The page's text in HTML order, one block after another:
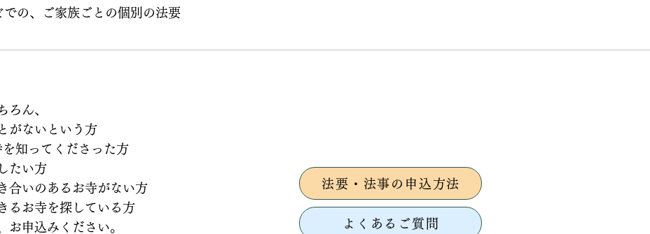
の、ご家族ごとの個別の法要
ろん、
がないという方
知ってくださった方
たい方
合いのあるお寺がない方
るお寺を探している方
お申込みください。
法要・法事の申込方法
よくあるご質問